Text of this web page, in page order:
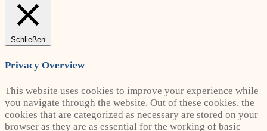
Schließen
Privacy Overview
This website uses cookies to improve your experience while
you navigate through the website. Out of these cookies, the
cookies that are categorized as necessary are stored on your
browser as they are as essential for the working of basic